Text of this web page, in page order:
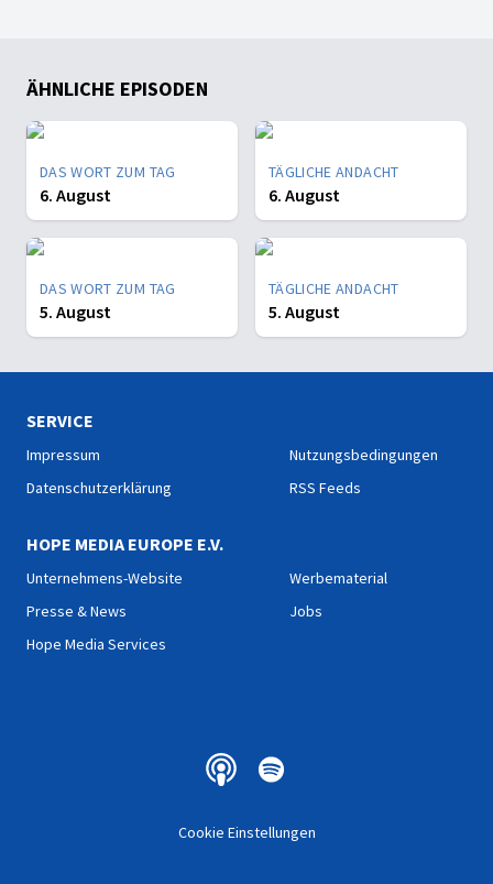
ÄHNLICHE EPISODEN
DAS WORT ZUM TAG
6. August
TÄGLICHE ANDACHT
6. August
DAS WORT ZUM TAG
5. August
TÄGLICHE ANDACHT
5. August
SERVICE
Impressum
Datenschutzerklärung
Nutzungsbedingungen
RSS Feeds
HOPE MEDIA EUROPE E.V.
Unternehmens-Website
Presse & News
Hope Media Services
Werbematerial
Jobs
Cookie Einstellungen